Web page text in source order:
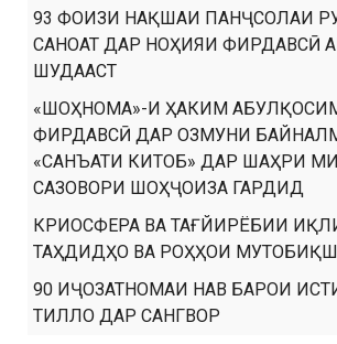
93 ФОИЗИ НАҚШАИ ПАНҶСОЛАИ
САНОАТ ДАР НОҲИЯИ ФИРДАВСӢ
ШУДААСТ
«ШОҲНОМА»-И ҲАКИМ
ФИРДАВСӢ ДАР ОЗМУНИ
«САНЪАТИ КИТОБ» ДАР ШАҲРИ
САЗОВОРИ ШОҲҶОИЗА ГАРДИД
КРИОСФЕРА ВА ТАҒЙИРЁБИИ
ТАҲДИДҲО ВА РОҲҲОИ
90 ИҶОЗАТНОМАИ НАВ БАРОИ
ТИЛЛО ДАР САНГВОР